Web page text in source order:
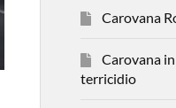
Carovana
Carovana
terricidio